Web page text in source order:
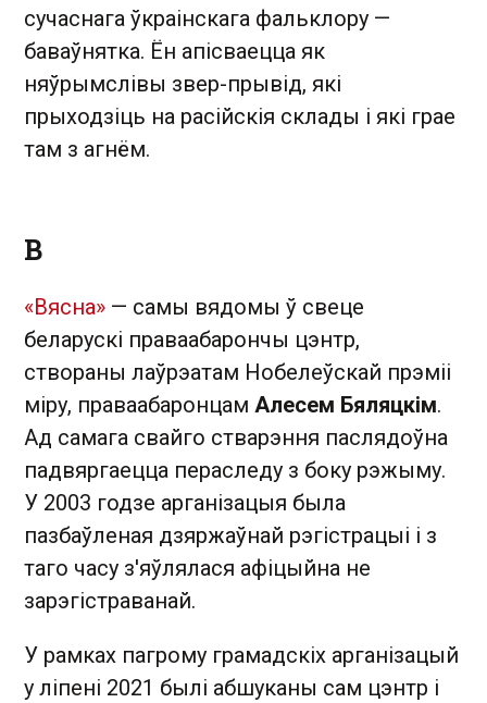
сучаснага ўкраінскага фальклору —
баваўнятка. Ён апісваецца як
няўрымслівы звер-прывід, які
прыходзіць на расійскія склады і які грае
там з агнём.
В
«Вясна» — самы вядомы ў свеце
беларускі праваабарончы цэнтр,
створаны лаўрэатам Нобелеўскай прэміі
міру, праваабаронцам Алесем Бяляцкім.
Ад самага свайго стварэння паслядоўна
падвяргаецца пераследу з боку рэжыму.
У 2003 годзе арганізацыя была
пазбаўленая дзяржаўнай рэгістрацыі і з
таго часу з'яўлялася афіцыйна не
зарэгістраванай.
У рамках пагрому грамадскіх арганізацый
у ліпені 2021 былі абшуканы сам цэнтр і